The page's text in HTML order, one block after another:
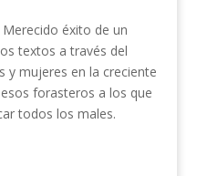
éxito de un
textos a través del
y mujeres en la creciente
forasteros a los que
todos los males.